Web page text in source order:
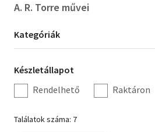
Hobbi, szabadidő
Irodalom
Művészet
A. R. Torre művei
Kategória
szűrés
Kategóriák
Készletállapot
szűrés
Készletállapot
Rendelhető
Raktáron
Találatok száma: 7